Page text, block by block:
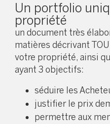
Un portfolio
propriété
un document très
matières décrivant
votre propriété, ainsi
ayant 3 objectifs:
séduire les
justifier le prix
permettre aux